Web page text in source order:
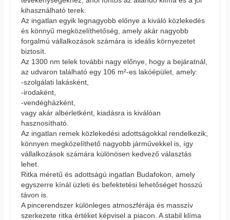
kihasználható terek.
Az ingatlan egyik legnagyobb előnye a kiváló közlekedés
és könnyű megközelíthetőség, amely akár nagyobb
forgalmú vállalkozások számára is ideális környezetet
biztosít.
Az 1300 nm telek további nagy előnye, hogy a bejáratnál,
az udvaron található egy 106 m²-es lakóépület, amely:
-szolgálati lakásként,
-irodaként,
-vendégházként,
vagy akár albérletként, kiadásra is kiválóan
hasznosítható.
Az ingatlan remek közlekedési adottságokkal rendelkezik,
könnyen megközelíthető nagyobb járművekkel is, így
vállalkozások számára különösen kedvező választás
lehet.
Ritka méretű és adottságú ingatlan Budafokon, amely
egyszerre kínál üzleti és befektetési lehetőséget hosszú
távon is.
A pincerendszer különleges atmoszférája és masszív
szerkezete ritka értéket képvisel a piacon. A stabil klíma